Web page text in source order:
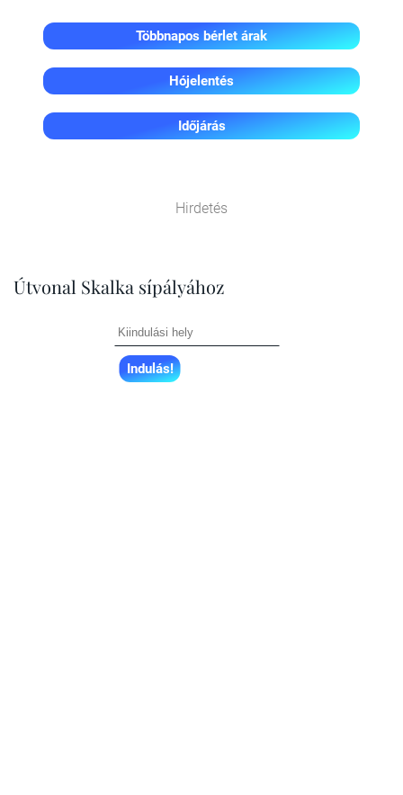
Többnapos bérlet árak
Hójelentés
Időjárás
Hirdetés
Útvonal Skalka sípályához
Indulás!